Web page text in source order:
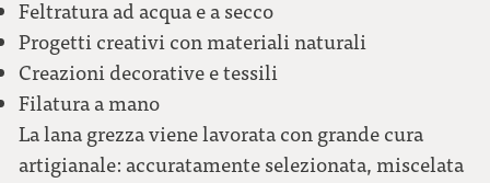
Feltratura ad acqua e a secco
Progetti creativi con materiali naturali
Creazioni decorative e tessili
Filatura a mano
La lana grezza viene lavorata con grande cura
artigianale: accuratamente selezionata, miscelata